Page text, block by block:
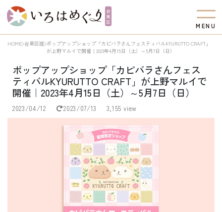
M EN U
HOME 台東区版 ポップアップショップ「カピバラさんフェスティバルKYURUTTO CRAFT」
が上野マルイで開催｜2023年4月15日（土）～5月7日（日）
ポップアップショップ「カピバラさんフェス
ティバルKYURUTTO CRAFT」が上野マルイで
開催｜2023年4月15日（土）～5月7日（日）
2023/04/12 2023/07/13 3,155 view